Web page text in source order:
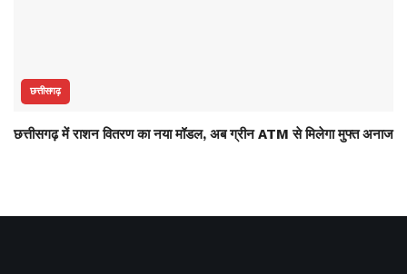
छत्तीसगढ़
छत्तीसगढ़ में राशन वितरण का नया मॉडल, अब ग्रीन ATM से मिलेगा मुफ्त अनाज